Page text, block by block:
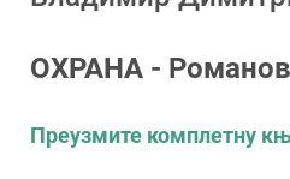
ОХРАНА - Романов
Преузмите комплетну